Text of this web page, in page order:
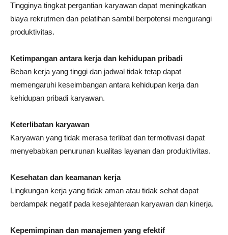
Tingginya tingkat pergantian karyawan dapat meningkatkan
biaya rekrutmen dan pelatihan sambil berpotensi mengurangi
produktivitas.
Ketimpangan antara kerja dan kehidupan pribadi
Beban kerja yang tinggi dan jadwal tidak tetap dapat
memengaruhi keseimbangan antara kehidupan kerja dan
kehidupan pribadi karyawan.
Keterlibatan karyawan
Karyawan yang tidak merasa terlibat dan termotivasi dapat
menyebabkan penurunan kualitas layanan dan produktivitas.
Kesehatan dan keamanan kerja
Lingkungan kerja yang tidak aman atau tidak sehat dapat
berdampak negatif pada kesejahteraan karyawan dan kinerja.
Kepemimpinan dan manajemen yang efektif